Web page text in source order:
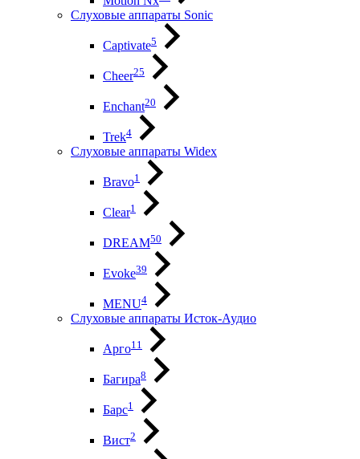
Слуховые аппараты Sonic
Captivate5
Cheer25
Enchant20
Trek4
Слуховые аппараты Widex
Bravo1
Clear1
DREAM50
Evoke39
MENU4
Слуховые аппараты Исток-Аудио
Арго11
Багира8
Барс1
Вист2